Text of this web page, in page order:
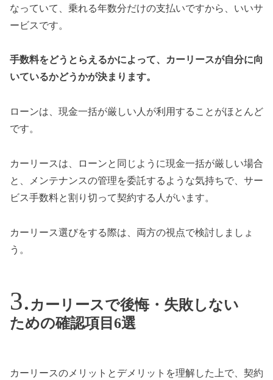
なっていて、乗れる年数分だけの支払いですから、いいサ
ービスです。
手数料をどうとらえるかによって、カーリースが自分に向
いているかどうかが決まります。
ローンは、現金一括が厳しい人が利用することがほとんど
です。
カーリースは、ローンと同じように現金一括が厳しい場合
と、メンテナンスの管理を委託するような気持ちで、サー
ビス手数料と割り切って契約する人がいます。
カーリース選びをする際は、両方の視点で検討しましょ
う。
カーリースで後悔・失敗しない
ための確認項目6選
カーリースのメリットとデメリットを理解した上で、契約